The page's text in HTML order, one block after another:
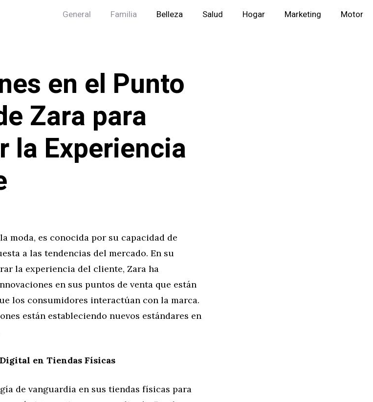
General Familia Belleza Salud Hogar Marketing Motor
en el Punto
Zara para
la Experiencia
moda, es conocida por su capacidad de
a las tendencias del mercado. En su
la experiencia del cliente, Zara ha
en sus puntos de venta que están
los consumidores interactúan con la marca.
están estableciendo nuevos estándares en
en Tiendas Físicas
de vanguardia en sus tiendas físicas para